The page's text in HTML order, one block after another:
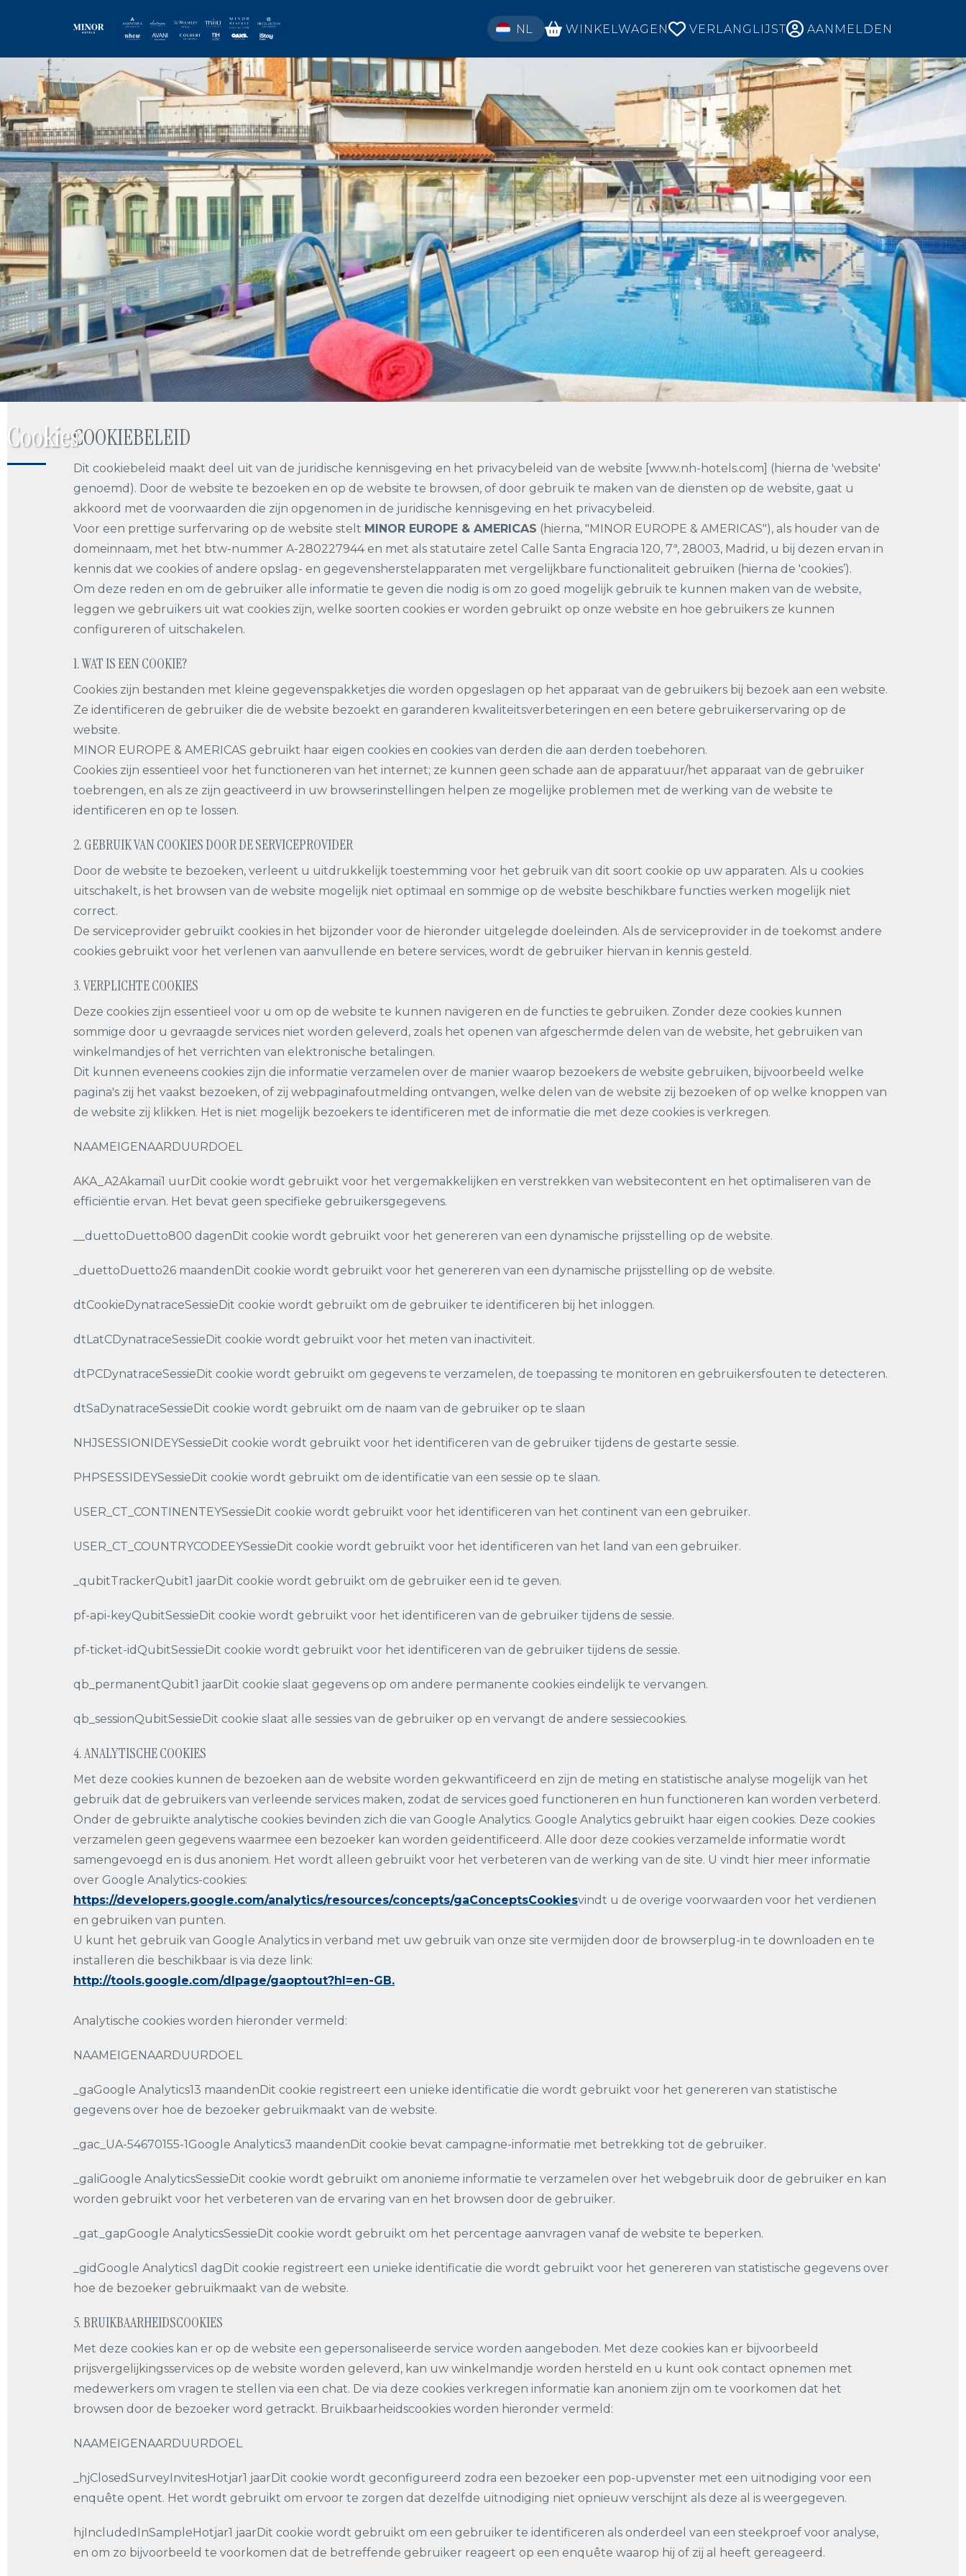
SELECT YOUR LANGUAGE
NL WINKELWAGEN VERLANGLIJST AANMELDEN
CookiesCOOKIEBELEID
Dit cookiebeleid maakt deel uit van de juridische kennisgeving en het privacybeleid van de website [www.nh-hotels.com] (hierna de 'website'
genoemd). Door de website te bezoeken en op de website te browsen, of door gebruik te maken van de diensten op de website, gaat u
akkoord met de voorwaarden die zijn opgenomen in de juridische kennisgeving en het privacybeleid.
Voor een prettige surfervaring op de website stelt MINOR EUROPE & AMERICAS (hierna, "MINOR EUROPE & AMERICAS"), als houder van de
domeinnaam, met het btw-nummer A-280227944 en met als statutaire zetel Calle Santa Engracia 120, 7ª, 28003, Madrid, u bij dezen ervan in
kennis dat we cookies of andere opslag- en gegevensherstelapparaten met vergelijkbare functionaliteit gebruiken (hierna de 'cookies’).
Om deze reden en om de gebruiker alle informatie te geven die nodig is om zo goed mogelijk gebruik te kunnen maken van de website,
leggen we gebruikers uit wat cookies zijn, welke soorten cookies er worden gebruikt op onze website en hoe gebruikers ze kunnen
configureren of uitschakelen.
1. WAT IS EEN COOKIE?
Cookies zijn bestanden met kleine gegevenspakketjes die worden opgeslagen op het apparaat van de gebruikers bij bezoek aan een website.
Ze identificeren de gebruiker die de website bezoekt en garanderen kwaliteitsverbeteringen en een betere gebruikerservaring op de
website.
MINOR EUROPE & AMERICAS gebruikt haar eigen cookies en cookies van derden die aan derden toebehoren.
Cookies zijn essentieel voor het functioneren van het internet; ze kunnen geen schade aan de apparatuur/het apparaat van de gebruiker
toebrengen, en als ze zijn geactiveerd in uw browserinstellingen helpen ze mogelijke problemen met de werking van de website te
identificeren en op te lossen.
2. GEBRUIK VAN COOKIES DOOR DE SERVICEPROVIDER
Door de website te bezoeken, verleent u uitdrukkelijk toestemming voor het gebruik van dit soort cookie op uw apparaten. Als u cookies
uitschakelt, is het browsen van de website mogelijk niet optimaal en sommige op de website beschikbare functies werken mogelijk niet
correct.
De serviceprovider gebruikt cookies in het bijzonder voor de hieronder uitgelegde doeleinden. Als de serviceprovider in de toekomst andere
cookies gebruikt voor het verlenen van aanvullende en betere services, wordt de gebruiker hiervan in kennis gesteld.
3. VERPLICHTE COOKIES
Deze cookies zijn essentieel voor u om op de website te kunnen navigeren en de functies te gebruiken. Zonder deze cookies kunnen
sommige door u gevraagde services niet worden geleverd, zoals het openen van afgeschermde delen van de website, het gebruiken van
winkelmandjes of het verrichten van elektronische betalingen.
Dit kunnen eveneens cookies zijn die informatie verzamelen over de manier waarop bezoekers de website gebruiken, bijvoorbeeld welke
pagina's zij het vaakst bezoeken, of zij webpaginafoutmelding ontvangen, welke delen van de website zij bezoeken of op welke knoppen van
de website zij klikken. Het is niet mogelijk bezoekers te identificeren met de informatie die met deze cookies is verkregen.
NAAMEIGENAARDUURDOEL
AKA_A2Akamai1 uurDit cookie wordt gebruikt voor het vergemakkelijken en verstrekken van websitecontent en het optimaliseren van de
efficiëntie ervan. Het bevat geen specifieke gebruikersgegevens.
__duettoDuetto800 dagenDit cookie wordt gebruikt voor het genereren van een dynamische prijsstelling op de website.
_duettoDuetto26 maandenDit cookie wordt gebruikt voor het genereren van een dynamische prijsstelling op de website.
dtCookieDynatraceSessieDit cookie wordt gebruikt om de gebruiker te identificeren bij het inloggen.
dtLatCDynatraceSessieDit cookie wordt gebruikt voor het meten van inactiviteit.
dtPCDynatraceSessieDit cookie wordt gebruikt om gegevens te verzamelen, de toepassing te monitoren en gebruikersfouten te detecteren.
dtSaDynatraceSessieDit cookie wordt gebruikt om de naam van de gebruiker op te slaan
NHJSESSIONIDEYSessieDit cookie wordt gebruikt voor het identificeren van de gebruiker tijdens de gestarte sessie.
PHPSESSIDEYSessieDit cookie wordt gebruikt om de identificatie van een sessie op te slaan.
USER_CT_CONTINENTEYSessieDit cookie wordt gebruikt voor het identificeren van het continent van een gebruiker.
USER_CT_COUNTRYCODEEYSessieDit cookie wordt gebruikt voor het identificeren van het land van een gebruiker.
_qubitTrackerQubit1 jaarDit cookie wordt gebruikt om de gebruiker een id te geven.
pf-api-keyQubitSessieDit cookie wordt gebruikt voor het identificeren van de gebruiker tijdens de sessie.
pf-ticket-idQubitSessieDit cookie wordt gebruikt voor het identificeren van de gebruiker tijdens de sessie.
qb_permanentQubit1 jaarDit cookie slaat gegevens op om andere permanente cookies eindelijk te vervangen.
qb_sessionQubitSessieDit cookie slaat alle sessies van de gebruiker op en vervangt de andere sessiecookies.
4. ANALYTISCHE COOKIES
Met deze cookies kunnen de bezoeken aan de website worden gekwantificeerd en zijn de meting en statistische analyse mogelijk van het
gebruik dat de gebruikers van verleende services maken, zodat de services goed functioneren en hun functioneren kan worden verbeterd.
Onder de gebruikte analytische cookies bevinden zich die van Google Analytics. Google Analytics gebruikt haar eigen cookies. Deze cookies
verzamelen geen gegevens waarmee een bezoeker kan worden geïdentificeerd. Alle door deze cookies verzamelde informatie wordt
samengevoegd en is dus anoniem. Het wordt alleen gebruikt voor het verbeteren van de werking van de site. U vindt hier meer informatie
over Google Analytics-cookies:
https://developers.google.com/analytics/resources/concepts/gaConceptsCookiesvindt u de overige voorwaarden voor het verdienen
en gebruiken van punten.
U kunt het gebruik van Google Analytics in verband met uw gebruik van onze site vermijden door de browserplug-in te downloaden en te
installeren die beschikbaar is via deze link:
http://tools.google.com/dlpage/gaoptout?hl=en-GB.
Analytische cookies worden hieronder vermeld:
NAAMEIGENAARDUURDOEL
_gaGoogle Analytics13 maandenDit cookie registreert een unieke identificatie die wordt gebruikt voor het genereren van statistische
gegevens over hoe de bezoeker gebruikmaakt van de website.
_gac_UA-54670155-1Google Analytics3 maandenDit cookie bevat campagne-informatie met betrekking tot de gebruiker.
_galiGoogle AnalyticsSessieDit cookie wordt gebruikt om anonieme informatie te verzamelen over het webgebruik door de gebruiker en kan
worden gebruikt voor het verbeteren van de ervaring van en het browsen door de gebruiker.
_gat_gapGoogle AnalyticsSessieDit cookie wordt gebruikt om het percentage aanvragen vanaf de website te beperken.
_gidGoogle Analytics1 dagDit cookie registreert een unieke identificatie die wordt gebruikt voor het genereren van statistische gegevens over
hoe de bezoeker gebruikmaakt van de website.
5. BRUIKBAARHEIDSCOOKIES
Met deze cookies kan er op de website een gepersonaliseerde service worden aangeboden. Met deze cookies kan er bijvoorbeeld
prijsvergelijkingsservices op de website worden geleverd, kan uw winkelmandje worden hersteld en u kunt ook contact opnemen met
medewerkers om vragen te stellen via een chat. De via deze cookies verkregen informatie kan anoniem zijn om te voorkomen dat het
browsen door de bezoeker word getrackt. Bruikbaarheidscookies worden hieronder vermeld:
NAAMEIGENAARDUURDOEL
_hjClosedSurveyInvitesHotjar1 jaarDit cookie wordt geconfigureerd zodra een bezoeker een pop-upvenster met een uitnodiging voor een
enquête opent. Het wordt gebruikt om ervoor te zorgen dat dezelfde uitnodiging niet opnieuw verschijnt als deze al is weergegeven.
hjIncludedInSampleHotjar1 jaarDit cookie wordt gebruikt om een gebruiker te identificeren als onderdeel van een steekproef voor analyse,
en om zo bijvoorbeeld te voorkomen dat de betreffende gebruiker reageert op een enquête waarop hij of zij al heeft gereageerd.